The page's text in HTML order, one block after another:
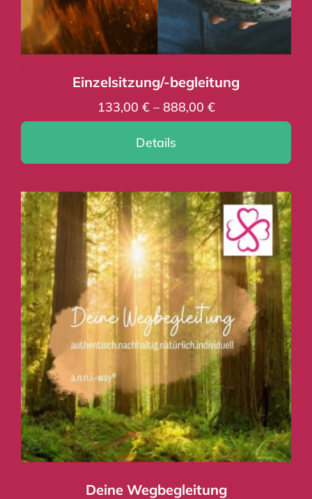
Einzelsitzung/-begleitung
133,00 €– 888,00 €
Details
Deine Wegbegleitung